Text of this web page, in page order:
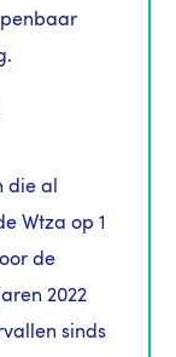
die al
Wtza op 1
de
2022
sinds